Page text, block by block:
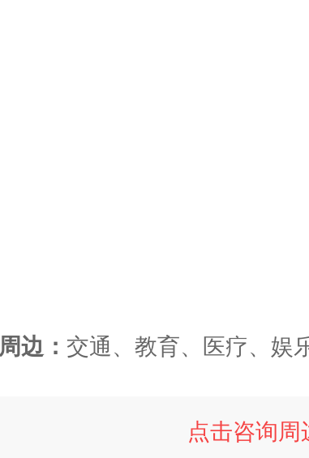
周边： 交通、教育、医疗、娱
点击咨询周